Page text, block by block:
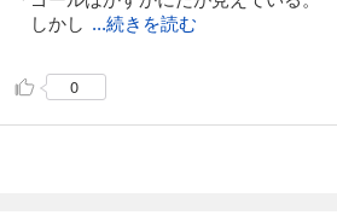
しかし ...続きを読む
0